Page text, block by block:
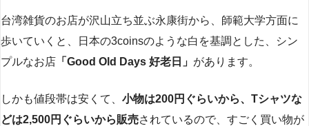
台湾雑貨のお店が沢山立ち並ぶ永康街から、師範大学方面に
歩いていくと、日本の3coinsのような白を基調とした、シン
プルなお店 「Good Old Days 好老日」 があります。
しかも値段帯は安くて、 小物は200円ぐらいから、Tシャツな
どは2,500円ぐらいから販売されているので、すごく買い物が